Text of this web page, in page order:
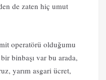
de zaten hiç umut
operatörü olduğumu
binbaşı var bu arada,
yarım asgari ücret,